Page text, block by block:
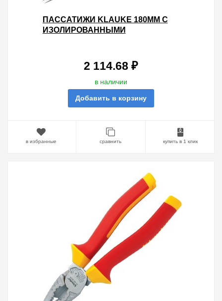
ПАССАТИЖИ KLAUKE 180ММ С
ИЗОЛИРОВАННЫМИ
2 114.68 ₽
в наличии
Добавить в корзину
в избранные сравнить купить в 1 клик